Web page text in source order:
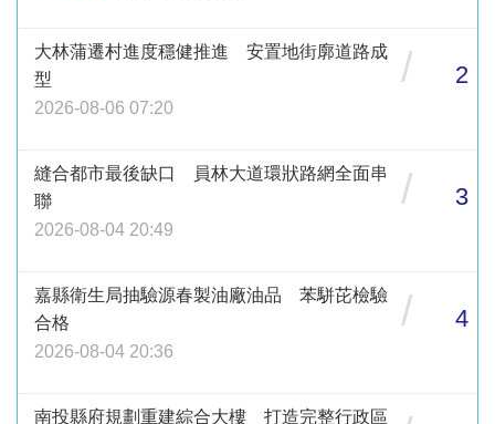
大林蒲遷村進度穩健推進 安置地街廓道路成
型
2026-08-06 07:20
/ 2
縫合都市最後缺口 員林大道環狀路網全面串
聯
2026-08-04 20:49
/ 3
嘉縣衛生局抽驗源春製油廠油品 苯駢芘檢驗
合格
2026-08-04 20:36
/ 4
南投縣府規劃重建綜合大樓 打造完整行政區